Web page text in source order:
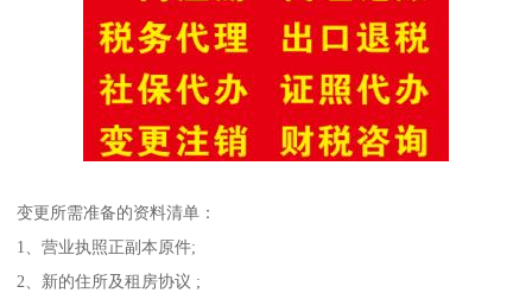
变更所需准备的资料清单：
1、营业执照正副本原件;
2、新的住所及租房协议 ;